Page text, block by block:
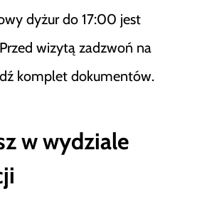
dyżur do 17:00 jest
wizytą zadzwoń na
komplet dokumentów.
w wydziale